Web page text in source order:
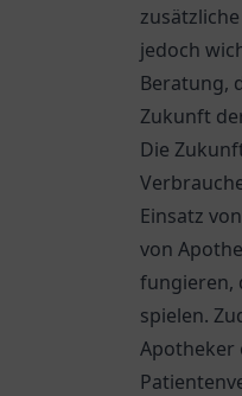
jedoch
Beratung,
Zukunft
Die
Einsatz
von
fungieren,
spielen.
Apotheker